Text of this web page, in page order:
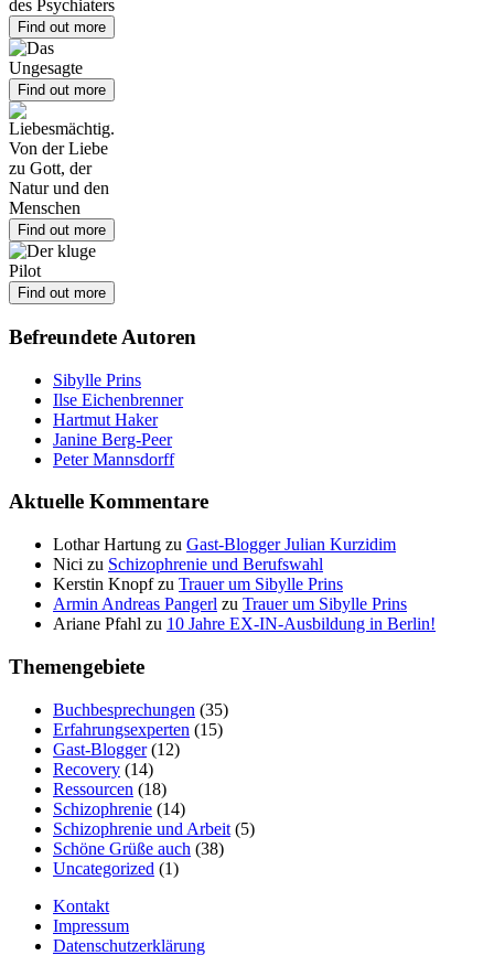
Find out more
Find out more
Find out more
Find out more
Befreundete Autoren
Sibylle Prins
Ilse Eichenbrenner
Hartmut Haker
Janine Berg-Peer
Peter Mannsdorff
Aktuelle Kommentare
Lothar Hartung zu Gast-Blogger Julian Kurzidim
Nici zu Schizophrenie und Berufswahl
Kerstin Knopfzu Trauer um Sibylle Prins
Armin Andreas Pangerl zu Trauer um Sibylle Prins
Ariane Pfahl zu 10 Jahre EX-IN-Ausbildung in Berlin!
Themengebiete
Buchbesprechungen (35)
Erfahrungsexperten (15)
Gast-Blogger(12)
Recovery (14)
Ressourcen (18)
Schizophrenie (14)
Schizophrenie und Arbeit (5)
Schöne Grüße auch (38)
Uncategorized (1)
Kontakt
Impressum
Datenschutzerklärung